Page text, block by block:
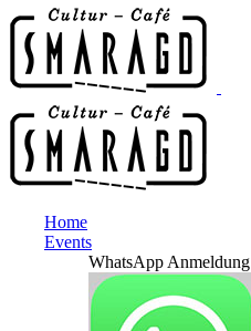
Home
Events
WhatsApp Anmeldung